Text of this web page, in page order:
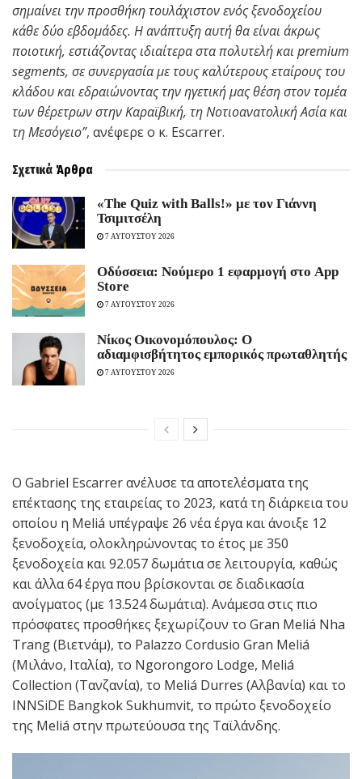
σημαίνει την προσθήκη τουλάχιστον ενός ξενοδοχείου
κάθε δύο εβδομάδες. Η ανάπτυξη αυτή θα είναι άκρως
ποιοτική, εστιάζοντας ιδιαίτερα στα πολυτελή και premium
segments, σε συνεργασία με τους καλύτερους εταίρους του
κλάδου και εδραιώνοντας την ηγετική μας θέση στον τομέα
των θέρετρων στην Καραϊβική, τη Νοτιοανατολική Ασία και
τη Μεσόγειο”, ανέφερε ο κ. Escarrer.
Σχετικά Άρθρα
«The Quiz with Balls!» με τον Γιάννη
Τσιμιτσέλη
7 ΑΥΓΟΥΣΤΟΥ 2026
Οδύσσεια: Νούμερο 1 εφαρμογή στο App
Store
7 ΑΥΓΟΥΣΤΟΥ 2026
Νίκος Οικονομόπουλος: Ο
αδιαμφισβήτητος εμπορικός πρωταθλητής
7 ΑΥΓΟΥΣΤΟΥ 2026
Ο Gabriel Escarrer ανέλυσε τα αποτελέσματα της
επέκτασης της εταιρείας το 2023, κατά τη διάρκεια του
οποίου η Meliá υπέγραψε 26 νέα έργα και άνοιξε 12
ξενοδοχεία, ολοκληρώνοντας το έτος με 350
ξενοδοχεία και 92.057 δωμάτια σε λειτουργία, καθώς
και άλλα 64 έργα που βρίσκονται σε διαδικασία
ανοίγματος (με 13.524 δωμάτια). Ανάμεσα στις πιο
πρόσφατες προσθήκες ξεχωρίζουν το Gran Meliá Nha
Trang (Βιετνάμ), το Palazzo Cordusio Gran Meliá
(Μιλάνο, Ιταλία), το Ngorongoro Lodge, Meliá
Collection (Τανζανία), το Meliá Durres (Αλβανία) και το
INNSiDE Bangkok Sukhumvit, το πρώτο ξενοδοχείο
της Meliá στην πρωτεύουσα της Ταϊλάνδης.